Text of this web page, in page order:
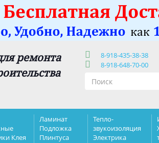
ремонта
8-918-435-38-38
8-918-648-70-00
Клея
Ламинат
Подложка
Плинтуса
Тепло-
звукоизоляция
Электрика